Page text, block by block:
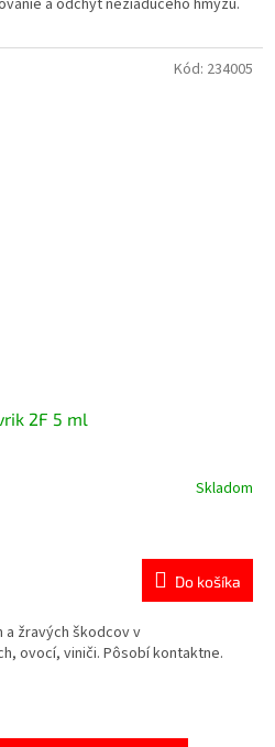
a odchyt nežiadúceho hmyzu.
2F 5 ml
Skladom
Do košíka
a žravých škodcov v
ovocí, viniči. Pôsobí kontaktne.
Kód: 234005